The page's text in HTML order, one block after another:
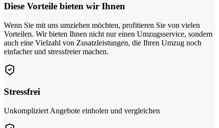
Diese Vorteile bieten wir Ihnen
Wenn Sie mit uns umziehen möchten, profitieren Sie von vielen
Vorteilen. Wir bieten Ihnen nicht nur einen Umzugsservice, sondern
auch eine Vielzahl von Zusatzleistungen, die Ihren Umzug noch
einfacher und stressfreier machen.
Stressfrei
Unkompliziert Angebote einholen und vergleichen